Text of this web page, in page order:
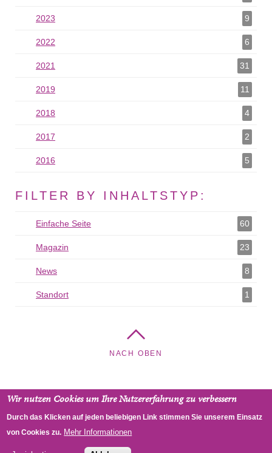
Wir nutzen Cookies um Ihre Nutzererfahrung zu verbessern
Durch das Klicken auf jeden beliebigen Link stimmen Sie unserem Einsatz
von Cookies zu. Mehr Informationen
2023 9
2022 6
2021 31
2019 11
2018 4
2017 2
2016 5
FILTER BY INHALTSTYP:
Einfache Seite 60
Magazin 23
News 8
Standort 1
NACH OBEN
Pauluskirche - Pfarrgemeinde Landstraße, Sebastianplatz 4,
1030 Wien, Österreich